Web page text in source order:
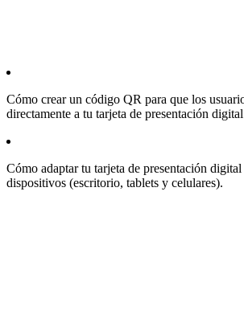
Cómo crear un código QR para que los
directamente a tu tarjeta de presentación
Cómo adaptar tu tarjeta de presentación
dispositivos (escritorio, tablets y celulares).